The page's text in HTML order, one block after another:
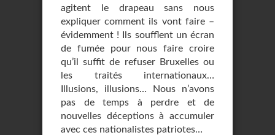
agitent le drapeau sans nous
expliquer comment ils vont faire –
évidemment ! Ils soufflent un écran
de fumée pour nous faire croire
qu’il suffit de refuser Bruxelles ou
les traités internationaux…
Illusions, illusions… Nous n’avons
pas de temps à perdre et de
nouvelles déceptions à accumuler
avec ces nationalistes patriotes…